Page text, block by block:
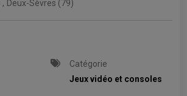
, Deux-Sèvres (79)
Catégorie
Jeux vidéo et consoles